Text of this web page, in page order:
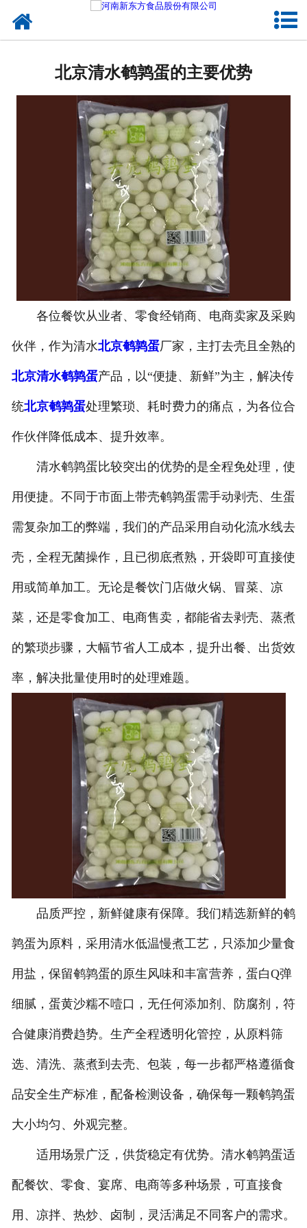
新闻资讯
关于新东方
加入新东方
联系我们
北京清水鹌鹑蛋的主要优势
各位餐饮从业者、零食经销商、电商卖家及采购
伙伴，作为清水北京鹌鹑蛋厂家，主打去壳且全熟的
北京清水鹌鹑蛋产品，以“便捷、新鲜”为主，解决传
统北京鹌鹑蛋处理繁琐、耗时费力的痛点，为各位合
作伙伴降低成本、提升效率。
清水鹌鹑蛋比较突出的优势的是全程免处理，使
用便捷。不同于市面上带壳鹌鹑蛋需手动剥壳、生蛋
需复杂加工的弊端，我们的产品采用自动化流水线去
壳，全程无菌操作，且已彻底煮熟，开袋即可直接使
用或简单加工。无论是餐饮门店做火锅、冒菜、凉
菜，还是零食加工、电商售卖，都能省去剥壳、蒸煮
的繁琐步骤，大幅节省人工成本，提升出餐、出货效
率，解决批量使用时的处理难题。
品质严控，新鲜健康有保障。我们精选新鲜的鹌
鹑蛋为原料，采用清水低温慢煮工艺，只添加少量食
用盐，保留鹌鹑蛋的原生风味和丰富营养，蛋白Q弹
细腻，蛋黄沙糯不噎口，无任何添加剂、防腐剂，符
合健康消费趋势。生产全程透明化管控，从原料筛
选、清洗、蒸煮到去壳、包装，每一步都严格遵循食
品安全生产标准，配备检测设备，确保每一颗鹌鹑蛋
大小均匀、外观完整。
适用场景广泛，供货稳定有优势。清水鹌鹑蛋适
配餐饮、零食、宴席、电商等多种场景，可直接食
用、凉拌、热炒、卤制，灵活满足不同客户的需求。